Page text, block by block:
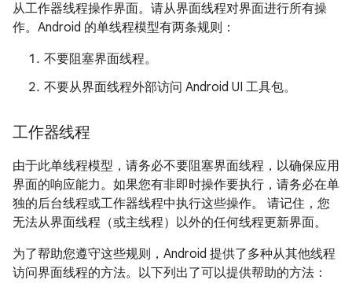
从工作器线程操作界面。请从界面线程对界面进行所有操
作。Android 的单线程模型有两条规则：
不要阻塞界面线程。
不要从界面线程外部访问 Android UI 工具包。
工作器线程
由于此单线程模型，请务必不要阻塞界面线程，以确保应用
界面的响应能力。如果您有非即时操作要执行，请务必在单
独的后台线程或工作器线程中执行这些操作。 请记住，您
无法从界面线程（或主线程）以外的任何线程更新界面。
为了帮助您遵守这些规则，Android 提供了多种从其他线程
访问界面线程的方法。以下列出了可以提供帮助的方法：